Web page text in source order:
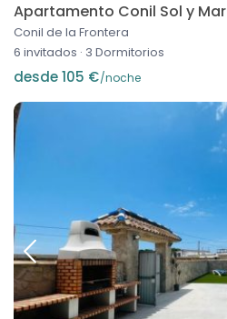
Apartamento Conil Sol y Mar
Conil de la Frontera
6 invitados · 3 Dormitorios
desde 105 €/noche